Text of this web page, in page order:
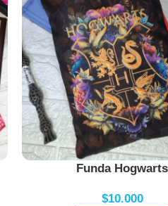
Funda Hogwarts
$10.000